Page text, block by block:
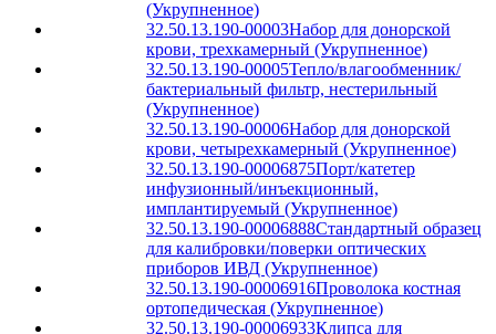
(Укрупненное)
32.50.13.190-00003Набор для донорской
крови, трехкамерный (Укрупненное)
32.50.13.190-00005Тепло/влагообменник/
бактериальный фильтр, нестерильный
(Укрупненное)
32.50.13.190-00006Набор для донорской
крови, четырехкамерный (Укрупненное)
32.50.13.190-00006875Порт/катетер
инфузионный/инъекционный,
имплантируемый (Укрупненное)
32.50.13.190-00006888Стандартный образец
для калибровки/поверки оптических
приборов ИВД (Укрупненное)
32.50.13.190-00006916Проволока костная
ортопедическая (Укрупненное)
32.50.13.190-00006933Клипса для